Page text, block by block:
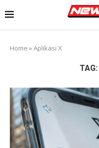
Home »Aplikasi X
TAG: